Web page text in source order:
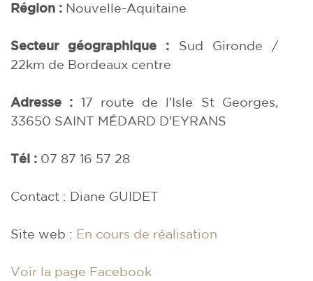
Région : Nouvelle-Aquitaine
Secteur géographique : Sud Gironde /
22km de Bordeaux centre
Adresse : 17 route de l'Isle St Georges,
33650 SAINT MÉDARD D'EYRANS
Tél : 07 87 16 57 28
Contact : Diane GUIDET
Site web : En cours de réalisation
Voir la page Facebook